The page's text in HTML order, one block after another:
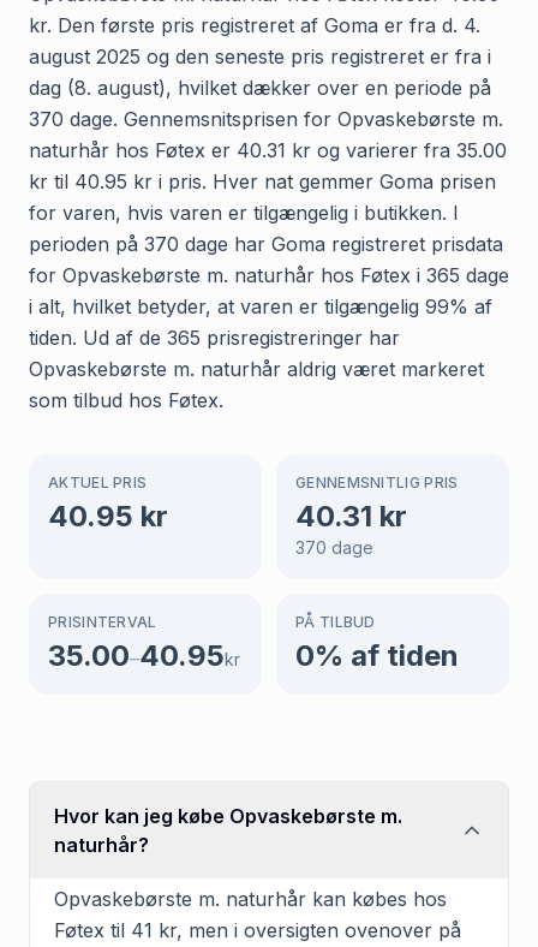
kr. Den første pris registreret af Goma er fra d. 4.
august 2025 og den seneste pris registreret er fra i
dag (8. august), hvilket dækker over en periode på
370 dage. Gennemsnitsprisen for Opvaskebørste m.
naturhår hos Føtex er 40.31 kr og varierer fra 35.00
kr til 40.95 kr i pris. Hver nat gemmer Goma prisen
for varen, hvis varen er tilgængelig i butikken. I
perioden på 370 dage har Goma registreret prisdata
for Opvaskebørste m. naturhår hos Føtex i 365 dage
i alt, hvilket betyder, at varen er tilgængelig 99% af
tiden. Ud af de 365 prisregistreringer har
Opvaskebørste m. naturhår aldrig været markeret
som tilbud hos Føtex.
AKTUEL PRIS
40.95 kr
GENNEMSNITLIG PRIS
40.31 kr
370 dage
PRISINTERVAL
35.00–40.95kr
PÅ TILBUD
0% af tiden
Hvor kan jeg købe Opvaskebørste m.
naturhår?
Opvaskebørste m. naturhår kan købes hos
Føtex til 41 kr, men i oversigten ovenover på